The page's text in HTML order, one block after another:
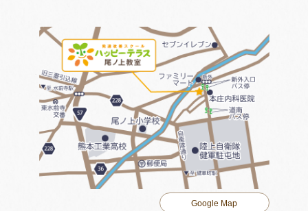
Google Map